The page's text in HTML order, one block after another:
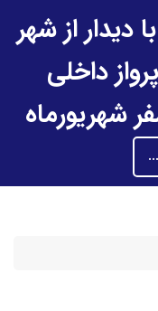
دیدار از شهر
داخلی
شهریورماه